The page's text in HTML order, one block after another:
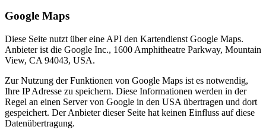
Google Maps
Diese Seite nutzt über eine API den Kartendienst Google Maps.
Anbieter ist die Google Inc., 1600 Amphitheatre Parkway, Mountain
View, CA 94043, USA.
Zur Nutzung der Funktionen von Google Maps ist es notwendig,
Ihre IP Adresse zu speichern. Diese Informationen werden in der
Regel an einen Server von Google in den USA übertragen und dort
gespeichert. Der Anbieter dieser Seite hat keinen Einfluss auf diese
Datenübertragung.